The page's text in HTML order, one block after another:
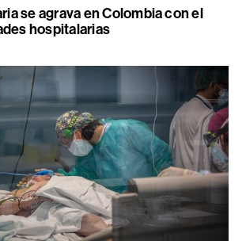
se agrava en Colombia con el
hospitalarias